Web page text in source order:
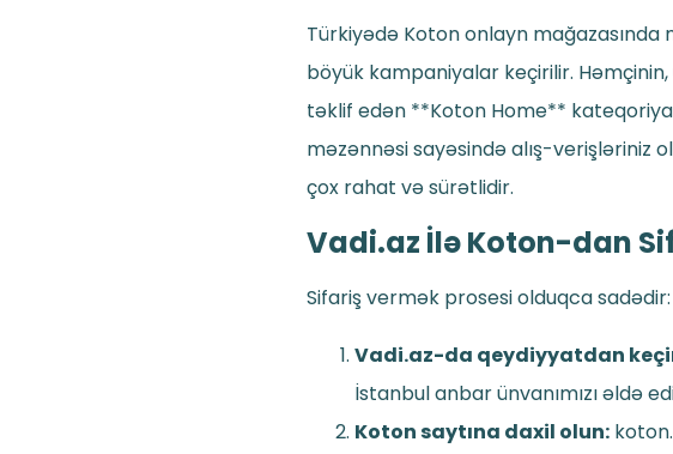
Türkiyədə Koton onlayn mağazasında
böyük kampaniyalar keçirilir.
təklif edən **Koton Home**
məzənnəsi sayəsində alış-verişləriniz
çox rahat və sürətlidir.
Vadi.az İlə Koton-dan
Sifariş vermək prosesi olduqca sadədir:
Vadi.az-da qeydiyyatdan
İstanbul anbar ünvanımızı əldə
Koton saytına daxil olun: